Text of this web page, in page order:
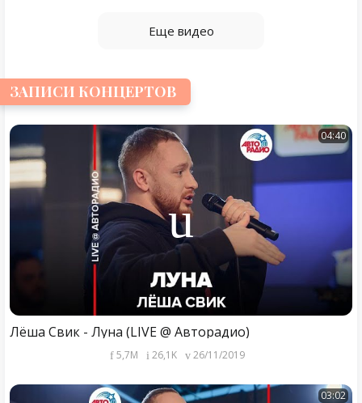
Еще видео
ЗАПИСИ КОНЦЕРТОВ
04:40
Лёша Свик - Луна (LIVE @ Авторадио)
5,7M 26,1K 26/11/2019
03:02